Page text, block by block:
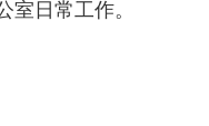
日常工作。